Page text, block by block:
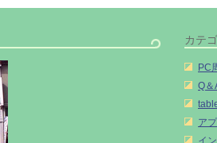
カテ
PC
Q＆
ア
イ